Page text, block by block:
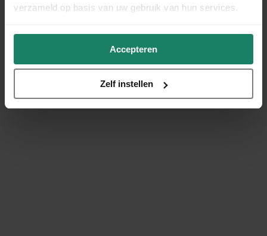
verzameld op basis van uw gebruik van hun services.
Accepteren
Zelf instellen